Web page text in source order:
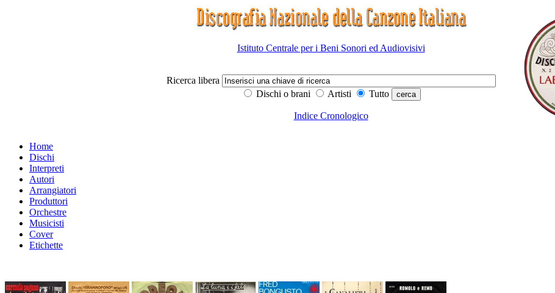
Istituto Centrale per i Beni Sonori ed Audiovisivi
Ricerca libera
Dischi o brani
Artisti Tutto
Indice Cronologico
Home
Dischi
Interpreti
Autori
Arrangiatori
Produttori
Orchestre
Musicisti
Cover
Etichette